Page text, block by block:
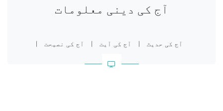
آج کی دینی معلومات
آج کی حدیث | آج کی آیت | آج کی نصیحت |